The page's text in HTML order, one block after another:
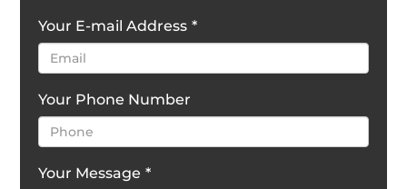
Your E-mail Address *
Your Phone Number
Your Message *